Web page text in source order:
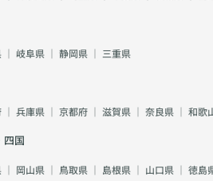
｜ 岐阜県 ｜ 静岡県 ｜ 三重県
｜ 兵庫県 ｜ 京都府 ｜ 滋賀県 ｜ 奈良県 ｜ 和歌
四国
｜ 岡山県 ｜ 鳥取県 ｜ 島根県 ｜ 山口県 ｜ 徳島